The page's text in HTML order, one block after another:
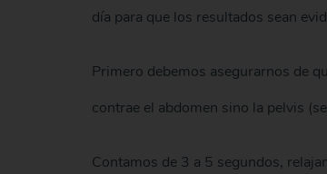
día para que los resultados sean
Primero debemos asegurarnos de
contrae el abdomen sino la pelvis
Contamos de 3 a 5 segundos,